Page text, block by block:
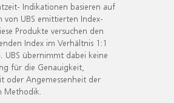
Indikationen basieren auf
von UBS emittierten Index-
Produkte versuchen den
Index im Verhältnis 1:1
UBS übernimmt dabei keine
für die Genauigkeit,
oder Angemessenheit der
Methodik.